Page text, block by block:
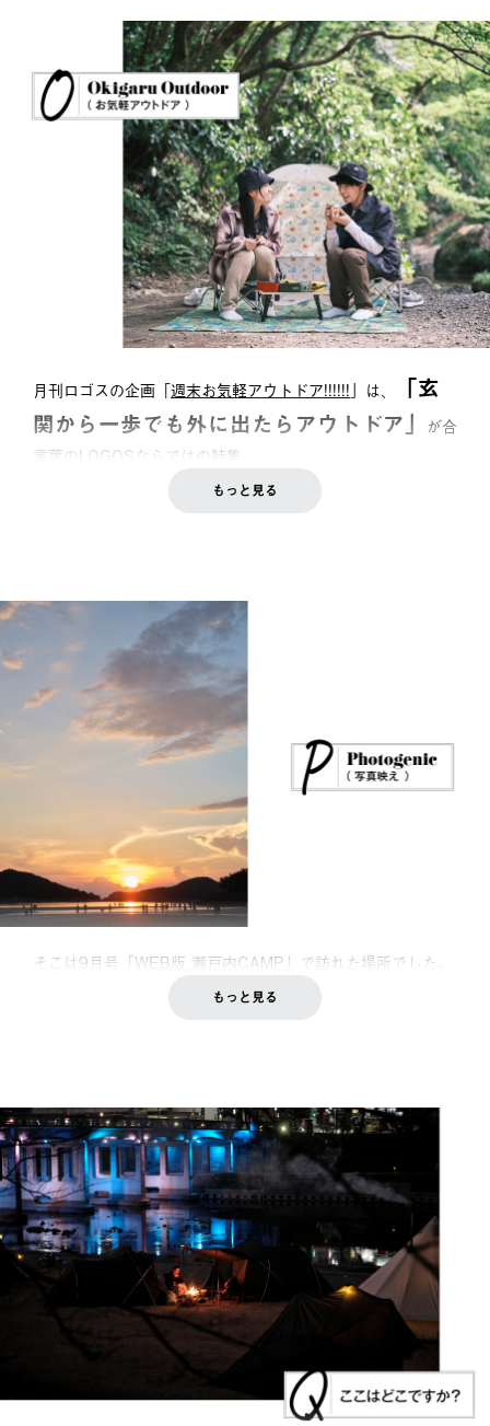
月刊ロゴスの企画「週末お気軽アウトドア!!!!!! 」は、
「玄
関から一歩でも外に出たらアウトドア」
が合
言葉のLOGOSならではの特集。
もっと見る
そこは9月号「WEB版 瀬戸内CAMP 」で訪れた場所でした。
もっと見る